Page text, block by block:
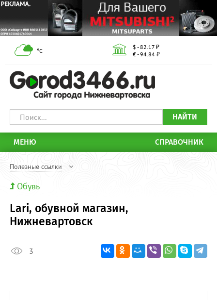
°С
$ - 82.17 ₽
€ - 94.84 ₽
НАЙТИ
МЕНЮ СПРАВОЧНИК
Полезные ссылки
Обувь
Lari, обувной магазин,
Нижневартовск
3